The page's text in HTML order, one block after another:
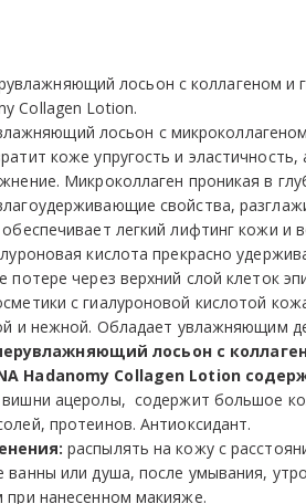
лосьон c коллагеном и
Collagen Lotion.
лосьон с
коже упругость и
Микроколлаген проникая в
свойства,
легкий лифтинг кожи и
кислота прекрасно
потере через верхний слой клеток
с гиалуроновой кислотой
и нежной. Обладает увлажняющим
лосьон c
Hadanomy Collagen Lotion
ацеролы,  содержит большое
протеинов. Антиоксидант.
распылять на кожу с
ванны или душа, после умывания,
нанесенном макияже.